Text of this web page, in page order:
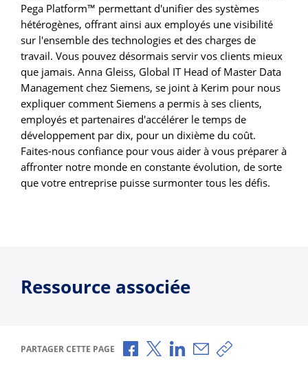
Pega Platform™ permettant d'unifier des systèmes
hétérogènes, offrant ainsi aux employés une visibilité
sur l'ensemble des technologies et des charges de
travail. Vous pouvez désormais servir vos clients mieux
que jamais. Anna Gleiss, Global IT Head of Master Data
Management chez Siemens, se joint à Kerim pour nous
expliquer comment Siemens a permis à ses clients,
employés et partenaires d'accélérer le temps de
développement par dix, pour un dixième du coût.
Faites-nous confiance pour vous aider à vous préparer à
affronter notre monde en constante évolution, de sorte
que votre entreprise puisse surmonter tous les défis.
Ressource associée
PARTAGER CETTE PAGE Partager via Facebook
Partager via X
Partager via LinkedIn
Partager par e-mail
Copier le lien